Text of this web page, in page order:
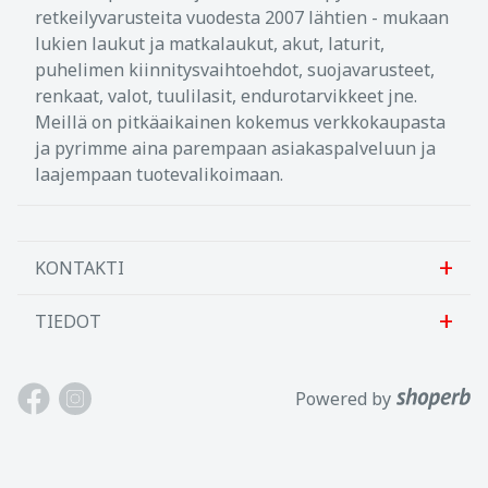
and action sports, including ATVs,
motorcycles, bicycles, snowboarding, skiing,
surfing, kayaking, motocross, and more!
All hardware included
Hardware Included*
20 mm Universal Extension Arm with Screw
included
retkeilyvarusteita vuodesta 2007 lähtien - mukaan
lukien laukut ja matkalaukut, akut, laturit,
puhelimen kiinnitysvaihtoehdot, suojavarusteet,
renkaat, valot, tuulilasit, endurotarvikkeet jne.
Meillä on pitkäaikainen kokemus verkkokaupasta
ja pyrimme aina parempaan asiakaspalveluun ja
laajempaan tuotevalikoimaan.
KONTAKTI
Sanlab OÜ
Harjumaa, 75312, Viro
TIEDOT
Meistä
Ota meihin yhteyttä
Powered by